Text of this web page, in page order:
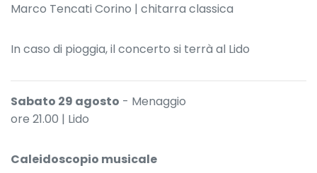
Marco Tencati Corino | chitarra classica
In caso di pioggia, il concerto si terrà al Lido
Sabato 29 agosto - Menaggio
ore 21.00 | Lido
Caleidoscopio musicale